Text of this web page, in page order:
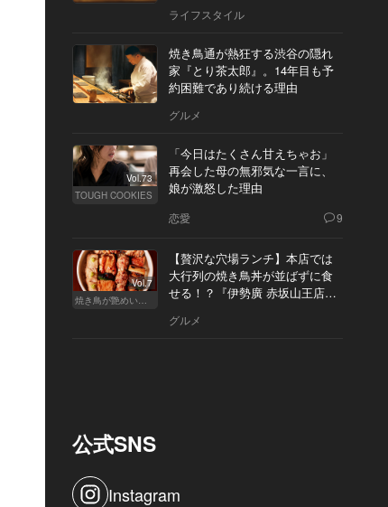
ライフスタイル
焼き鳥通が熱狂する渋谷の隠れ
家『とり茶太郎』。14年目も予
約困難であり続ける理由
グルメ
Vol.73
TOUGH COOKIES
「今日はたくさん甘えちゃお」
再会した母の無邪気な一言に、
娘が激怒した理由
恋愛 9
Vol.7
焼き鳥が艶めいてきた
【贅沢な穴場ランチ】本店では
大行列の焼き鳥丼が並ばずに食
せる！？『伊勢廣 赤坂山王店』
グルメ
公式SNS
Instagram